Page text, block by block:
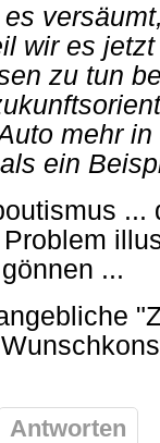
wir es
zu tun
mehr
ein
...
...
Antworten